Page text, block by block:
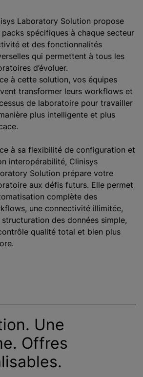
Laboratory Solution propose
packs spécifiques à chaque secteur
et des fonctionnalités
qui permettent à tous les
d’évoluer.
à cette solution, vos équipes
transformer leurs workflows et
de laboratoire pour travailler
plus intelligente et plus
à sa flexibilité de configuration et
interopérabilité, Clinisys
Solution prépare votre
aux défis futurs. Elle permet
complète des
une connectivité illimitée,
structuration des données simple,
qualité total et bien plus
Une
Offres